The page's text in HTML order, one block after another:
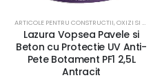
ARTICOLE PENTRU CONSTRUCTII,OXIZI SI COLORANTI
Lazura Vopsea Pavele si
Beton cu Protectie UV Anti-
Pete Botament PF1 2,5L
Antracit